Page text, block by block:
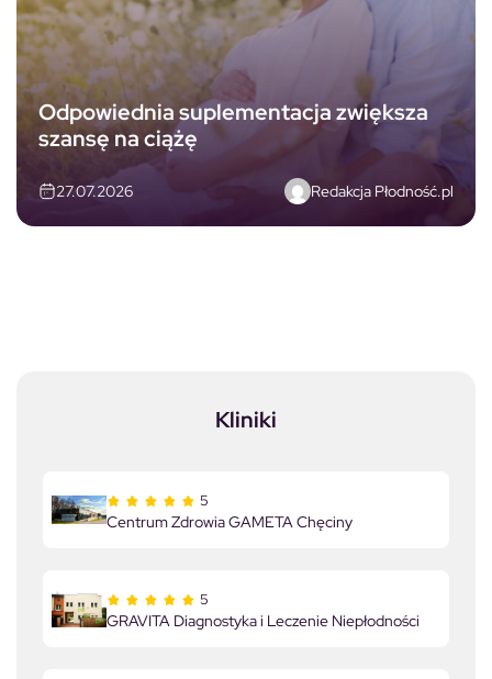
Odpowiednia suplementacja zwiększa
szansę na ciążę
27.07.2026 Redakcja Płodność.pl
Kliniki
5
Centrum Zdrowia GAMETA Chęciny
5
GRAVITA Diagnostyka i Leczenie Niepłodności